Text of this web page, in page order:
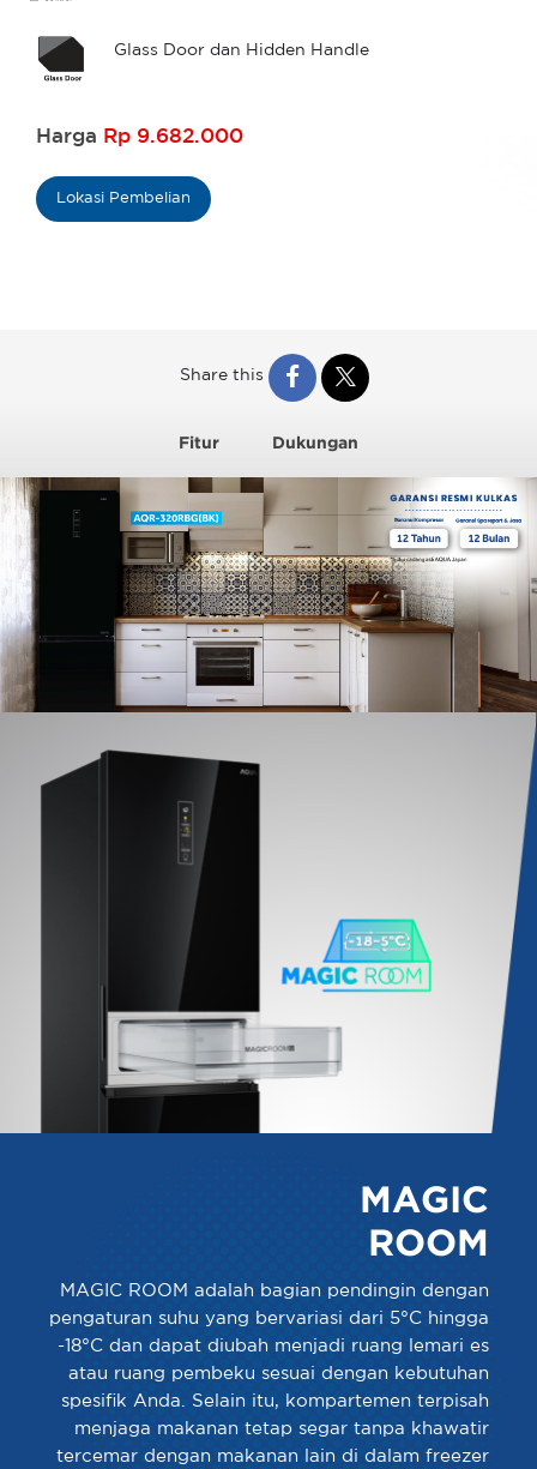
Glass Door dan Hidden Handle
Harga Rp 9.682.000
Lokasi Pembelian
Fitur Dukungan
Share this
MAGIC
ROOM
MAGIC ROOM adalah bagian pendingin dengan
pengaturan suhu yang bervariasi dari 5°C hingga
-18°C dan dapat diubah menjadi ruang lemari es
atau ruang pembeku sesuai dengan kebutuhan
spesifik Anda. Selain itu, kompartemen terpisah
menjaga makanan tetap segar tanpa khawatir
tercemar dengan makanan lain di dalam freezer